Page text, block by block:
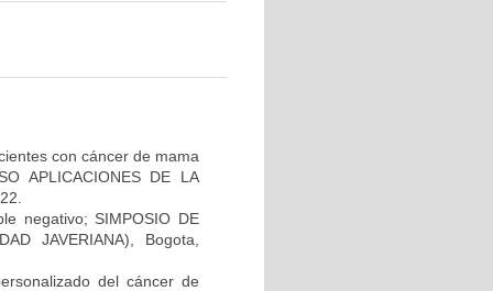
con cáncer de mama
APLICACIONES DE LA
negativo; SIMPOSIO DE
JAVERIANA), Bogota,
del cáncer de